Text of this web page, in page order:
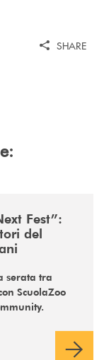
SHARE
Fest”:
del
serata tra
ScuolaZoo